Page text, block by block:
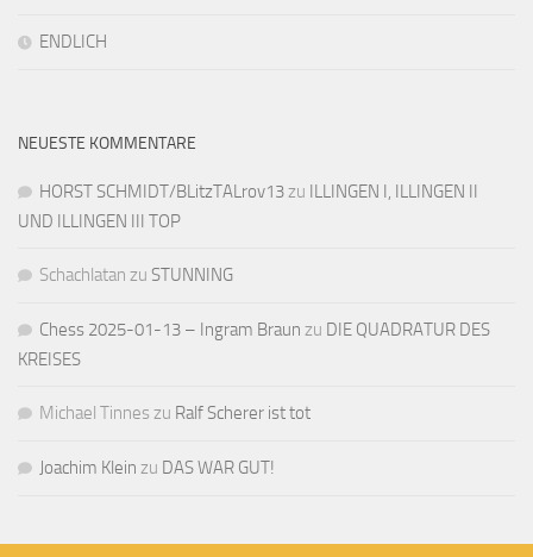
ENDLICH
NEUESTE KOMMENTARE
HORST SCHMIDT/BLitzTALrov13zu ILLINGEN I, ILLINGEN II
UND ILLINGEN III TOP
Schachlatan zu STUNNING
Chess 2025-01-13 – Ingram Braun zu DIE QUADRATUR DES
KREISES
Michael Tinnes zu Ralf Scherer ist tot
Joachim Klein zu DAS WAR GUT!